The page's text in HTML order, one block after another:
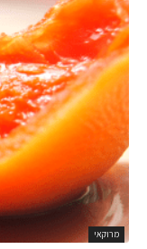
מרוקאי